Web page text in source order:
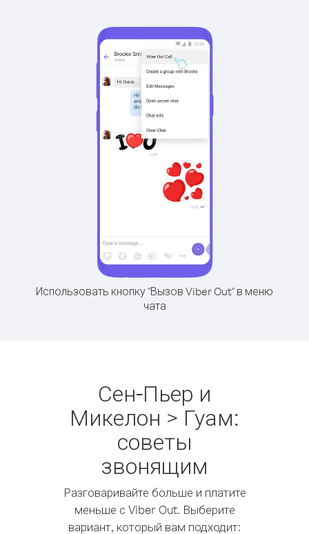
Использовать кнопку "Вызов Viber Out" в меню
чата
Сен-Пьер и
Микелон > Гуам:
советы
звонящим
Разговаривайте больше и платите
меньше с Viber Out. Выберите
вариант, который вам подходит: